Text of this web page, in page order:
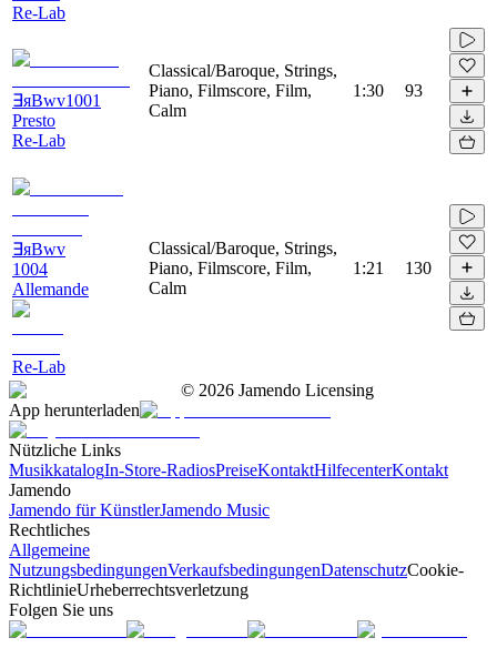
Re-Lab
∃яBwv1001
Presto
Re-Lab
Classical/Baroque, Strings,
Piano, Filmscore, Film,
Calm
1:30 93
∃яBwv
1004
Allemande
Re-Lab
Classical/Baroque, Strings,
Piano, Filmscore, Film,
Calm
1:21 130
© 2026 Jamendo Licensing
App herunterladen
Nützliche Links
MusikkatalogIn-Store-RadiosPreiseKontaktHilfecenterKontakt
Jamendo
Jamendo für KünstlerJamendo Music
Rechtliches
Allgemeine
NutzungsbedingungenVerkaufsbedingungenDatenschutzCookie-
RichtlinieUrheberrechtsverletzung
Folgen Sie uns